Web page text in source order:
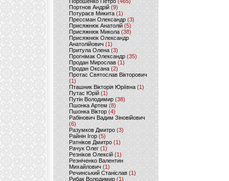
Портнов Андрій (9)
Потураєв Микита(1)
Прессман Олександр(3)
Присяжнюк Анатолій (5)
Присяжнюк Микола (38)
Присяжнюк Олександр
Анатолійович (1)
Притула Олена (3)
Прогнімак Олександр(35)
Продан Мирослав(1)
Продан Оксана (2)
Протас Святослав Вікторович
(1)
Пташник Вікторія Юріївна (1)
Путас Юрій (1)
Путін Володимир(38)
Пшонка Артем (8)
Пшонка Віктор(4)
Рабінович Вадим Зіновійович
(6)
Разумков Дмитро (3)
Райнін Ігор(5)
Ратніков Дмитро (1)
Рачук Олег (1)
Резніков Олексій(1)
Резніченко Валентин
Михайлович (1)
Речинський Станіслав (1)
Рибак Володимир(1)